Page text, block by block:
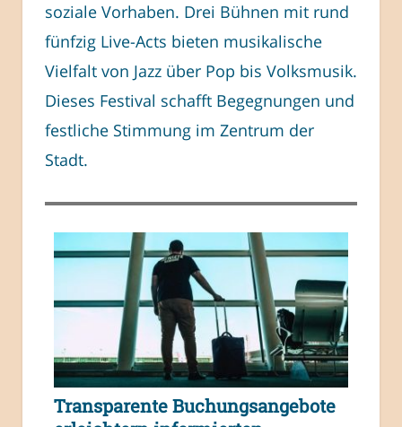
soziale Vorhaben. Drei Bühnen mit rund
fünfzig Live-Acts bieten musikalische
Vielfalt von Jazz über Pop bis Volksmusik.
Dieses Festival schafft Begegnungen und
festliche Stimmung im Zentrum der
Stadt.
Transparente Buchungsangebote